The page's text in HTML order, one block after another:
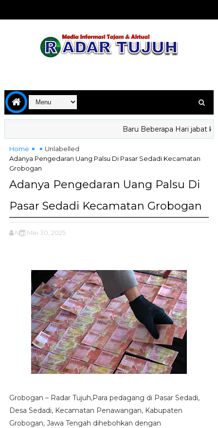
Baru Beberapa Hari jabat
Home
Unlabelled
Adanya Pengedaran Uang Palsu Di Pasar Sedadi Kecamatan
Grobogan
Adanya Pengedaran Uang Palsu Di
Pasar Sedadi Kecamatan Grobogan
Ng Mei 30, 2025
Grobogan – Radar Tujuh,Para pedagang di Pasar Sedadi,
Desa Sedadi, Kecamatan Penawangan, Kabupaten
Grobogan, Jawa Tengah dihebohkan dengan